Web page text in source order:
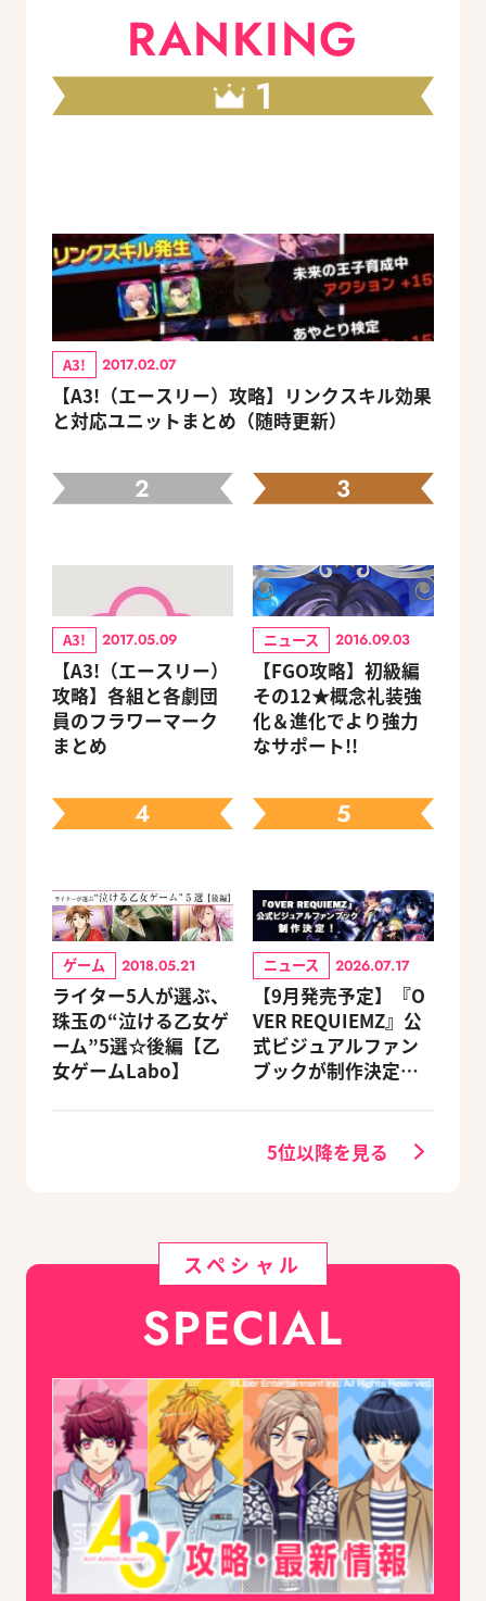
RANKING
1
A3! 2017.02.07
【A3!（エースリー）攻略】リンクスキル効果
と対応ユニットまとめ（随時更新）
2
A3! 2017.05.09
【A3!（エースリー）
攻略】各組と各劇団
員のフラワーマーク
まとめ
3
ニュース 2016.09.03
【FGO攻略】初級編
その12★概念礼装強
化＆進化でより強力
なサポート!!
4
ゲーム 2018.05.21
ライター5人が選ぶ、
珠玉の“泣ける乙女ゲ
ーム”5選☆後編【乙
女ゲームLabo】
5
ニュース 2026.07.17
【9月発売予定】『O
VER REQUIEMZ』公
式ビジュアルファン
ブックが制作決定！
定セットも同時発売
5位以降を見る
スペシャル
SPECIAL